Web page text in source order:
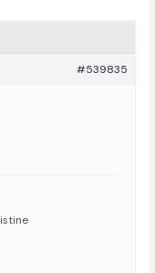
#539835